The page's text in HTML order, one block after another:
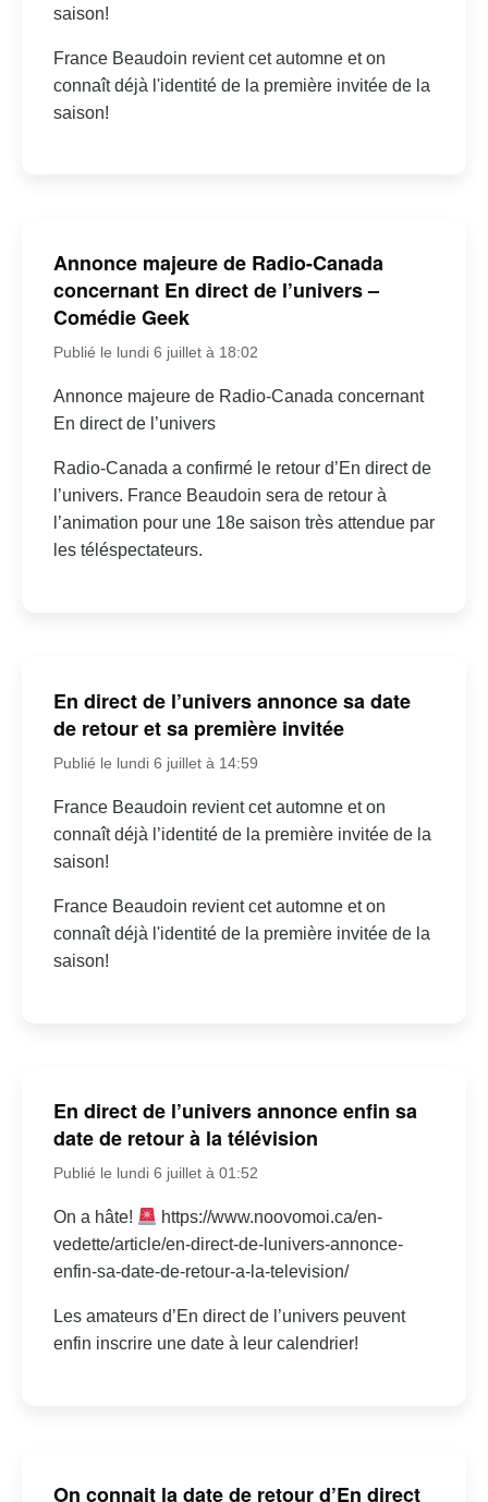
saison!
France Beaudoin revient cet automne et on
connaît déjà l'identité de la première invitée de la
saison!
Annonce majeure de Radio-Canada
concernant En direct de l’univers –
Comédie Geek
Publié le lundi 6 juillet à 18:02
Annonce majeure de Radio-Canada concernant
En direct de l’univers
Radio-Canada a confirmé le retour d’En direct de
l’univers. France Beaudoin sera de retour à
l’animation pour une 18e saison très attendue par
les téléspectateurs.
En direct de l’univers annonce sa date
de retour et sa première invitée
Publié le lundi 6 juillet à 14:59
France Beaudoin revient cet automne et on
connaît déjà l’identité de la première invitée de la
saison!
France Beaudoin revient cet automne et on
connaît déjà l'identité de la première invitée de la
saison!
En direct de l’univers annonce enfin sa
date de retour à la télévision
Publié le lundi 6 juillet à 01:52
On a hâte!
https://www.noovomoi.ca/en-
vedette/article/en-direct-de-lunivers-annonce-
enfin-sa-date-de-retour-a-la-television/
Les amateurs d’En direct de l’univers peuvent
enfin inscrire une date à leur calendrier!
On connait la date de retour d’En direct